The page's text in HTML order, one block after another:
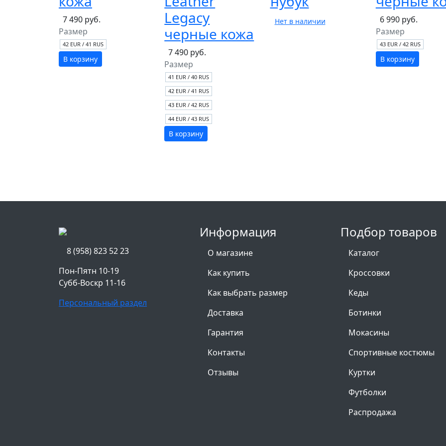
7 490 руб.
Размер
42 EUR / 41 RUS
В корзину
Legacy
черные кожа
7 490 руб.
Размер
41 EUR / 40 RUS
42 EUR / 41 RUS
43 EUR / 42 RUS
44 EUR / 43 RUS
В корзину
Нет в наличии
6 990 руб.
Размер
43 EUR / 42 RUS
В корзину
Информация
О магазине
Как купить
Как выбрать размер
Доставка
Гарантия
Контакты
Отзывы
Подбор товаров
Каталог
Кроссовки
Кеды
Ботинки
Мокасины
Спортивные костюмы
Куртки
Футболки
Распродажа
8 (958) 823 52 23
Пон-Пятн 10-19
Субб-Воскр 11-16
Персональный раздел